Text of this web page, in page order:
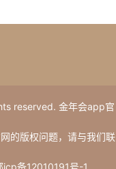
reserved. 金年会app官
的版权问题，请与我们联
icp备12010191号-1